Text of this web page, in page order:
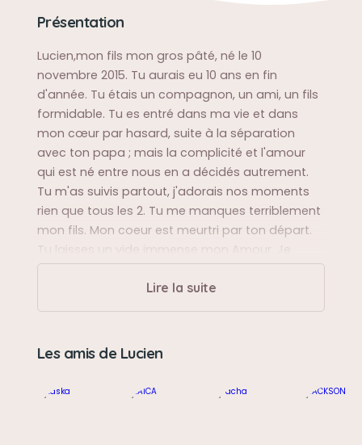
Présentation
Lucien,mon fils mon gros pâté, né le 10
novembre 2015. Tu aurais eu 10 ans en fin
d'année. Tu étais un compagnon, un ami, un fils
formidable. Tu es entré dans ma vie et dans
mon cœur par hasard, suite à la séparation
avec ton papa ; mais la complicité et l'amour
qui est né entre nous en a décidés autrement.
Tu m'as suivis partout, j'adorais nos moments
rien que tous les 2. Tu me manques terriblement
mon fils. Mon coeur est meurtri par ton départ.
Tu laisses un vide immense mon Amour. Je
taime
Sa balade préférée
En bord de mer et à St Guenael près de la mer
Sa bêtise préférée
Lire la suite
Les amis de Lucien